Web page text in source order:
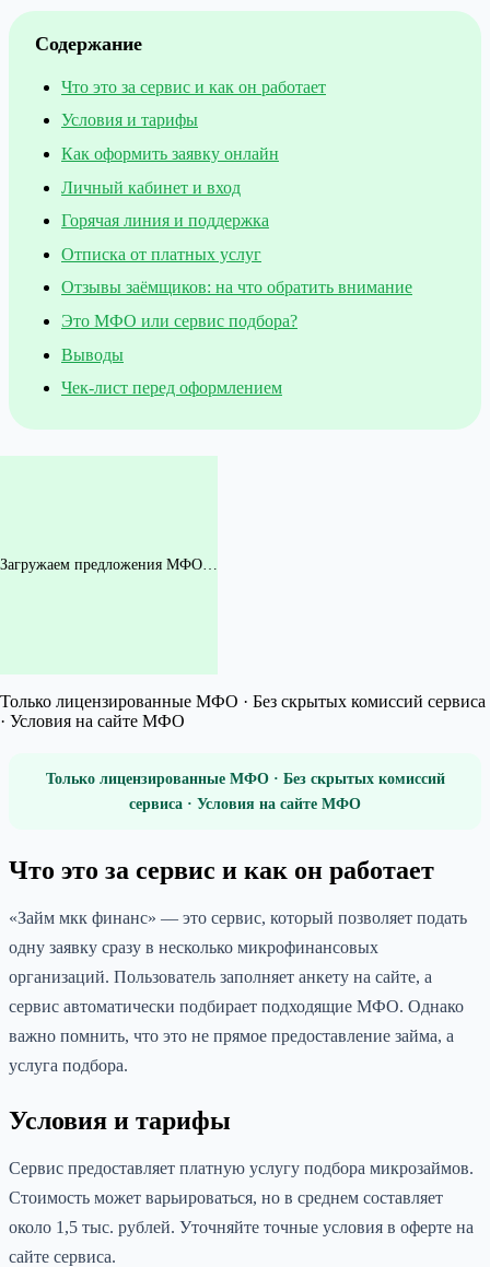
Содержание
Что это за сервис и как он работает
Условия и тарифы
Как оформить заявку онлайн
Личный кабинет и вход
Горячая линия и поддержка
Отписка от платных услуг
Отзывы заёмщиков: на что обратить внимание
Это МФО или сервис подбора?
Выводы
Чек-лист перед оформлением
Загружаем предложения МФО…
Только лицензированные МФО · Без скрытых комиссий сервиса
· Условия на сайте МФО
Только лицензированные МФО · Без скрытых комиссий
сервиса · Условия на сайте МФО
Что это за сервис и как он работает
«Займ мкк финанс» — это сервис, который позволяет подать
одну заявку сразу в несколько микрофинансовых
организаций. Пользователь заполняет анкету на сайте, а
сервис автоматически подбирает подходящие МФО. Однако
важно помнить, что это не прямое предоставление займа, а
услуга подбора.
Условия и тарифы
Сервис предоставляет платную услугу подбора микрозаймов.
Стоимость может варьироваться, но в среднем составляет
около 1,5 тыс. рублей. Уточняйте точные условия в оферте на
сайте сервиса.